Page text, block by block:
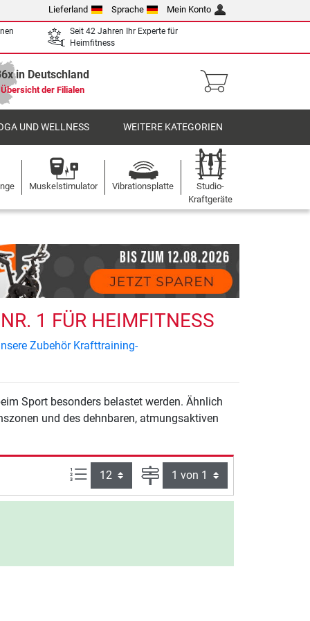
Lieferland Sprache Mein Konto
Seit 42 Jahren Ihr Experte für
Heimfitness
in Deutschland
Übersicht der Filialen
UND WELLNESS WEITERE KATEGORIEN
Muskelstimulator Vibrationsplatte
Studio-
Kraftgeräte
1 FÜR HEIMFITNESS
Zubehör Krafttraining-
Sport besonders belastet werden. Ähnlich
und des dehnbaren, atmungsaktiven
Artikel pro Seite: Seite